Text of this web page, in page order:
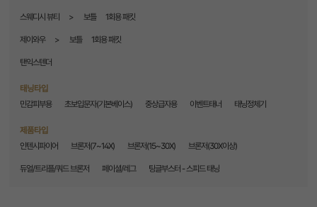
스웨디시 뷰티 보틀 1회용 패킷
제이와우 보틀 1회용 패킷
탠익스텐더
태닝타입
민감피부용
초보입문자(기본베이스) 중상급자용 이벤트태너 태닝정체기
제품타입
인텐시파이어
브론저(7~14X) 브론저(15~30X) 브론저(30X이상)
듀얼/트리플/쿼드 브론저 페이셜/레그 팅글부스터 - 스피드 태닝